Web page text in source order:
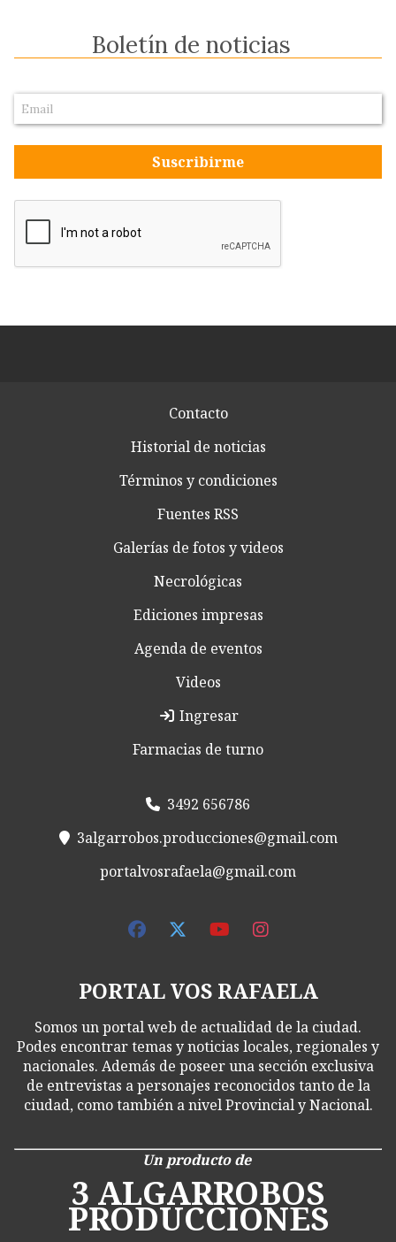
Boletín de noticias
Suscribirme
Contacto
Historial de noticias
Términos y condiciones
Fuentes RSS
Galerías de fotos y videos
Necrológicas
Ediciones impresas
Agenda de eventos
Videos
Ingresar
Farmacias de turno
PORTAL VOS RAFAELA
Somos un portal web de actualidad de la ciudad.
Podes encontrar temas y noticias locales, regionales y
nacionales. Además de poseer una sección exclusiva
de entrevistas a personajes reconocidos tanto de la
ciudad, como también a nivel Provincial y Nacional.
Un producto de
3 ALGARROBOS
PRODUCCIONES
3492 656786
3algarrobos.producciones@gmail.com
portalvosrafaela@gmail.com